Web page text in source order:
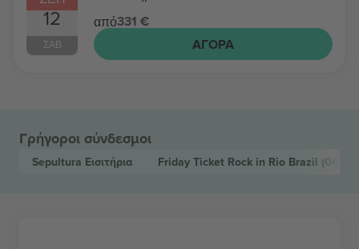
12
ΣΆΒ
από331 €
ΑΓΟΡΆ
Γρήγοροι σύνδεσμοι
Sepultura Εισιτήρια Friday Ticket Rock in Rio Brazil (04